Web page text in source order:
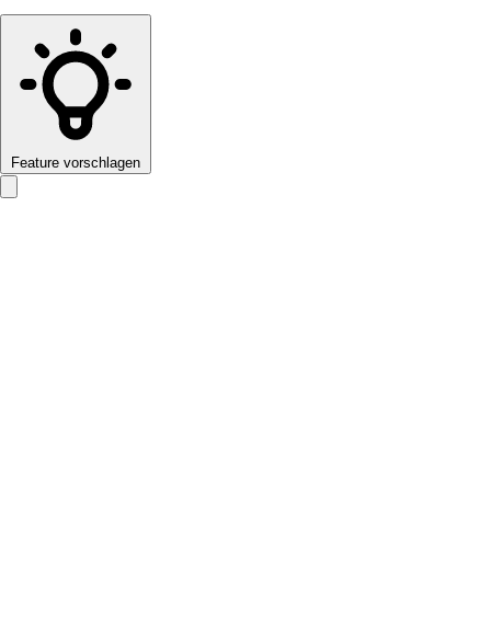
Feature vorschlagen